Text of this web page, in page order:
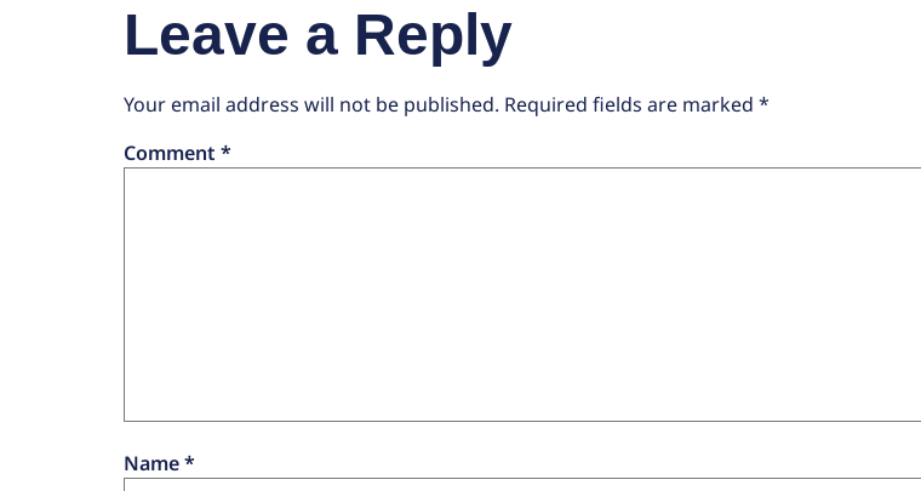
Leave a Reply
Your email address will not be published. Required fields are marked *
Comment *
Name*